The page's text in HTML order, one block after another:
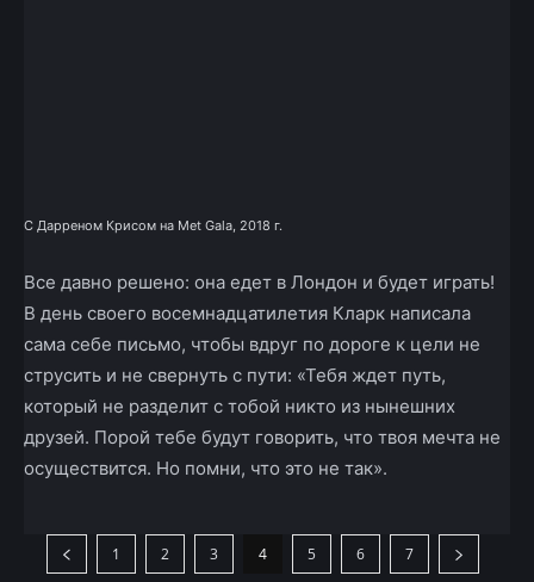
С Дарреном Крисом на Met Gala, 2018 г.
Все давно решено: она едет в Лондон и будет играть!
В день своего восемнадцатилетия Кларк написала
сама себе письмо, чтобы вдруг по дороге к цели не
струсить и не свернуть с пути: «Тебя ждет путь,
который не разделит с тобой никто из нынешних
друзей. Порой тебе будут говорить, что твоя мечта не
осуществится. Но помни, что это не так».
1 2 3 4 5 6 7